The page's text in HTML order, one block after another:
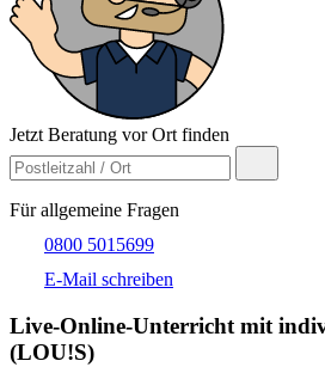
Jetzt Beratung vor Ort finden
Für allgemeine Fragen
0800 5015699
E-Mail schreiben
Live-​Online-Unterricht mit
(LOU!S)